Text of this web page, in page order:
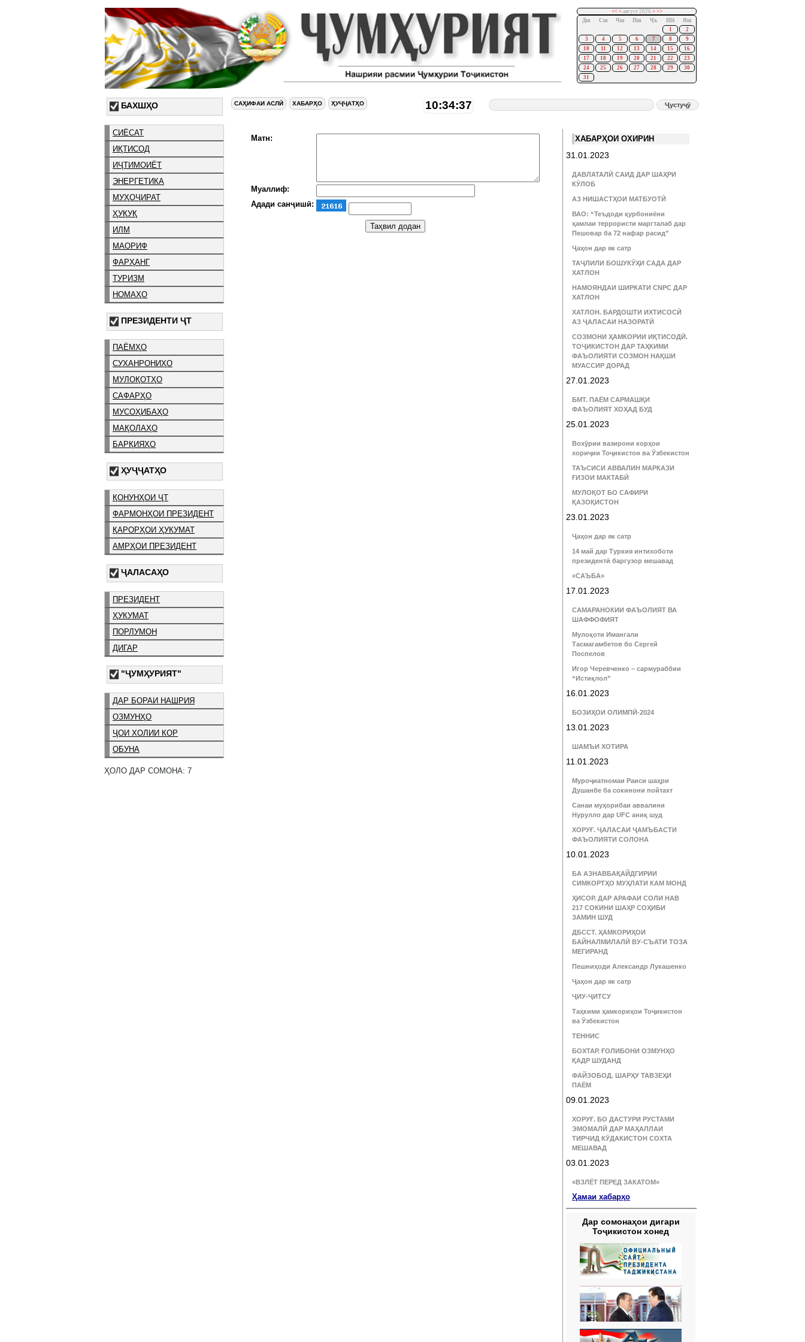
<< <август 2026 > >>
Дш
Сш Чш Пш Ҷъ Шб
Яш
1
2
3
4 5 6 7 8
9
10
11 12 13 14 15
16
17
18 19 20 21 22
23
24
25 26 27 28 29
30
31
БАХШҲО
СИЁСАТ
ИҚТИСОД
ИҶТИМОИЁТ
ЭНЕРГЕТИКА
МУҲОҶИРАТ
ҲУҚУҚ
ИЛМ
МАОРИФ
ФАРҲАНГ
ТУРИЗМ
НОМАҲО
ПРЕЗИДЕНТИ ҶТ
ПАЁМҲО
СУХАНРОНИҲО
МУЛОҚОТҲО
САФАРҲО
МУСОҲИБАҲО
МАҚОЛАҲО
БАРҚИЯҲО
ҲУҶҶАТҲО
ҚОНУНҲОИ ҶТ
ФАРМОНҲОИ ПРЕЗИДЕНТ
ҚАРОРҲОИ ҲУКУМАТ
АМРҲОИ ПРЕЗИДЕНТ
ҶАЛАСАҲО
ПРЕЗИДЕНТ
ҲУКУМАТ
ПОРЛУМОН
ДИГАР
"ҶУМҲУРИЯТ"
ДАР БОРАИ НАШРИЯ
ОЗМУНҲО
ҶОИ ХОЛИИ КОР
ОБУНА
ҲОЛО ДАР СОМОНА: 7
САҲИФАИ АСЛӢ ХАБАРҲО ҲУҶҶАТҲО 10:34:38
Матн:
Муаллиф:
Адади санҷишӣ:
ХАБАРҲОИ ОХИРИН
31.01.2023
ДАВЛАТАЛӢ САИД ДАР ШАҲРИ
КӮЛОБ
АЗ НИШАСТҲОИ МАТБУОТӢ
ВАО: “Теъдоди қурбониёни
ҳамлаи террористи маргталаб дар
Пешовар ба 72 нафар расид”
Ҷаҳон дар як сатр
ТАҶЛИЛИ БОШУКӮҲИ САДА ДАР
ХАТЛОН
НАМОЯНДАИ ШИРКАТИ CNPC ДАР
ХАТЛОН
ХАТЛОН. БАРДОШТИ ИХТИСОСӢ
АЗ ҶАЛАСАИ НАЗОРАТӢ
СОЗМОНИ ҲАМКОРИИ ИҚТИСОДӢ.
ТОҶИКИСТОН ДАР ТАҲКИМИ
ФАЪОЛИЯТИ СОЗМОН НАҚШИ
МУАССИР ДОРАД
27.01.2023
БМТ. ПАЁМ САРМАШҚИ
ФАЪОЛИЯТ ХОҲАД БУД
25.01.2023
Вохӯрии вазирони корҳои
хориҷии Тоҷикистон ва Ӯзбекистон
ТАЪСИСИ АВВАЛИН МАРКАЗИ
ҒИЗОИ МАКТАБӢ
МУЛОҚОТ БО САФИРИ
ҚАЗОҚИСТОН
23.01.2023
Ҷаҳон дар як сатр
14 май дар Туркия интихоботи
президентӣ баргузор мешавад
«САЪБА»
17.01.2023
САМАРАНОКИИ ФАЪОЛИЯТ ВА
ШАФФОФИЯТ
Мулоқоти Имангали
Тасмагамбетов бо Сергей
Поспелов
Игор Черевченко – сармураббии
“Истиқлол”
16.01.2023
БОЗИҲОИ ОЛИМПӢ-2024
13.01.2023
ШАМЪИ ХОТИРА
11.01.2023
Муроҷиатномаи Раиси шаҳри
Душанбе ба сокинони пойтахт
Санаи муҳорибаи аввалини
Нурулло дар UFC аниқ шуд
ХОРУҒ. ҶАЛАСАИ ҶАМЪБАСТИ
ФАЪОЛИЯТИ СОЛОНА
10.01.2023
БА АЗНАВБАҚАЙДГИРИИ
СИМКОРТҲО МУҲЛАТИ КАМ МОНД
ҲИСОР. ДАР АРАФАИ СОЛИ НАВ
217 СОКИНИ ШАҲР СОҲИБИ
ЗАМИН ШУД
ДБССТ. ҲАМКОРИҲОИ
БАЙНАЛМИЛАЛӢ ВУ-СЪАТИ ТОЗА
МЕГИРАНД
Пешниҳоди Александр Лукашенко
Ҷаҳон дар як сатр
ҶИУ-ҶИТСУ
Таҳкими ҳамкориҳои Тоҷикистон
ва Ӯзбекистон
ТЕННИС
БОХТАР. ҒОЛИБОНИ ОЗМУНҲО
ҚАДР ШУДАНД
ФАЙЗОБОД. ШАРҲУ ТАВЗЕҲИ
ПАЁМ
09.01.2023
ХОРУҒ. БО ДАСТУРИ РУСТАМИ
ЭМОМАЛӢ ДАР МАҲАЛЛАИ
ТИРЧИД КӮДАКИСТОН СОХТА
МЕШАВАД
03.01.2023
«ВЗЛЁТ ПЕРЕД ЗАКАТОМ»
Ҳамаи хабарҳо
Дар сомонаҳои дигари
Тоҷикистон хонед